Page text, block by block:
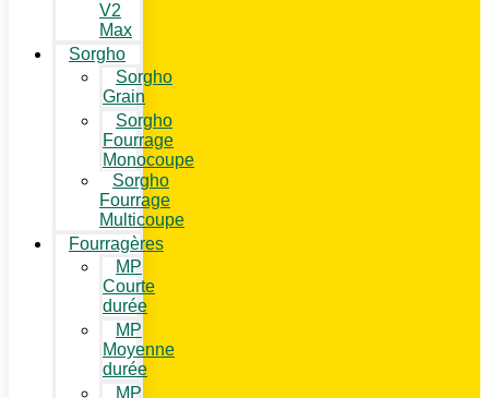
V2
Max
Sorgho
Sorgho
Grain
Sorgho
Fourrage
Monocoupe
Sorgho
Fourrage
Multicoupe
Fourragères
MP
Courte
durée
MP
Moyenne
durée
MP